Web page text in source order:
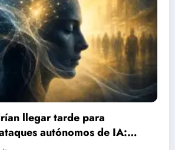
a 21 el número de lesionados
de pipa de gas en
6, 2026 editor